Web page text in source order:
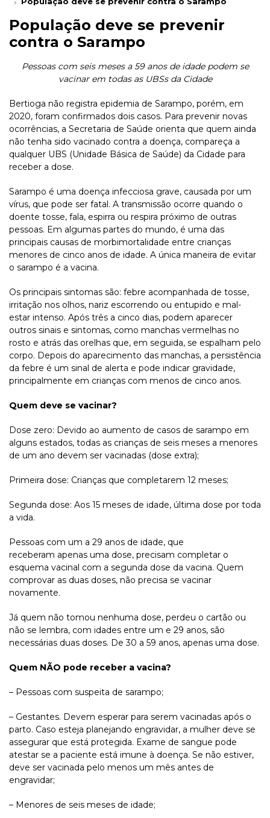
População deve se prevenir
contra o Sarampo
Pessoas com seis meses a 59 anos de idade podem se
vacinar em todas as UBSs da Cidade
Bertioga não registra epidemia de Sarampo, porém, em
2020, foram confirmados dois casos. Para prevenir novas
ocorrências, a Secretaria de Saúde orienta que quem ainda
não tenha sido vacinado contra a doença, compareça a
qualquer UBS (Unidade Básica de Saúde) da Cidade para
receber a dose.
Sarampo é uma doença infecciosa grave, causada por um
vírus, que pode ser fatal. A transmissão ocorre quando o
doente tosse, fala, espirra ou respira próximo de outras
pessoas. Em algumas partes do mundo, é uma das
principais causas de morbimortalidade entre crianças
menores de cinco anos de idade. A única maneira de evitar
o sarampo é a vacina.
Os principais sintomas são: febre acompanhada de tosse,
irritação nos olhos, nariz escorrendo ou entupido e mal-
estar intenso. Após três a cinco dias, podem aparecer
outros sinais e sintomas, como manchas vermelhas no
rosto e atrás das orelhas que, em seguida, se espalham pelo
corpo. Depois do aparecimento das manchas, a persistência
da febre é um sinal de alerta e pode indicar gravidade,
principalmente em crianças com menos de cinco anos.
Quem deve se vacinar?
Dose zero: Devido ao aumento de casos de sarampo em
alguns estados, todas as crianças de seis meses a menores
de um ano devem ser vacinadas (dose extra);
Primeira dose: Crianças que completarem 12 meses;
Segunda dose: Aos 15 meses de idade, última dose por toda
a vida.
Pessoas com um a 29 anos de idade, que
receberam apenas uma dose, precisam completar o
esquema vacinal com a segunda dose da vacina. Quem
comprovar as duas doses, não precisa se vacinar
novamente.
Já quem não tomou nenhuma dose, perdeu o cartão ou
não se lembra, com idades entre um e 29 anos, são
necessárias duas doses. De 30 a 59 anos, apenas uma dose.
Quem NÃO pode receber a vacina?
– Pessoas com suspeita de sarampo;
– Gestantes. Devem esperar para serem vacinadas após o
parto. Caso esteja planejando engravidar, a mulher deve se
assegurar que está protegida. Exame de sangue pode
atestar se a paciente está imune à doença. Se não estiver,
deve ser vacinada pelo menos um mês antes de
engravidar;
– Menores de seis meses de idade;